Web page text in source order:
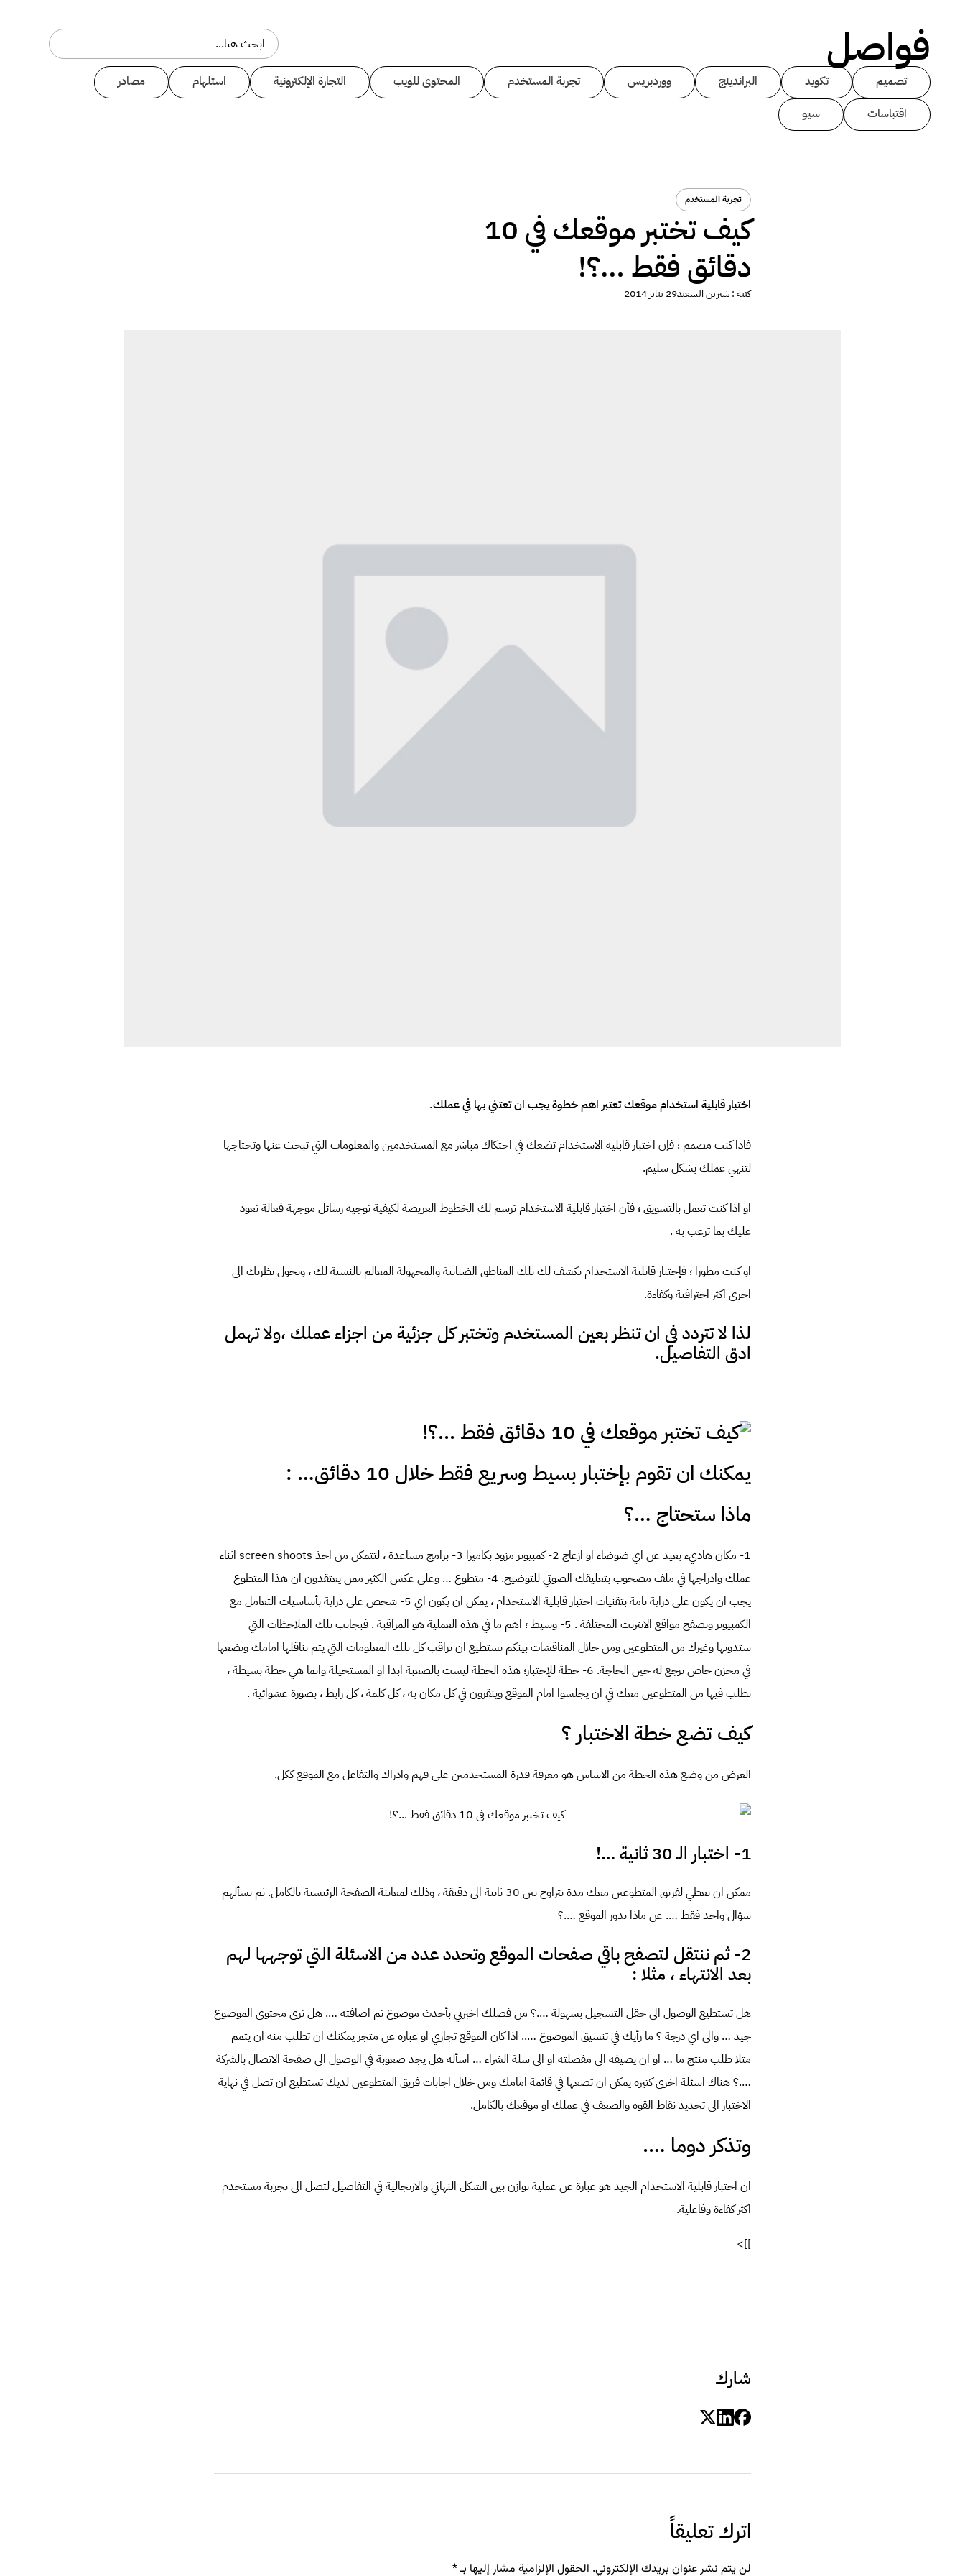
فواصل
تصميم تكويد البراندينج ووردبريس تجربة المستخدم المحتوى للويب التجارة الإلكترونية استلهام
مصادر
اقتباسات
سيو
تجربة المستخدم
كيف تختبر موقعك في 10
دقائق فقط …؟!
كتبه :شيرين السعيد29 يناير 2014
اختبار قابلية استخدام موقعك تعتبر اهم خطوة يجب ان تعتني بها في عملك.
فاذا كنت مصمم ؛ فإن اختبار قابلية الاستخدام تضعك في احتكاك مباشر مع المستخدمين والمعلومات التي تبحث عنها وتحتاجها
لتنهي عملك بشكل سليم.
او اذا كنت تعمل بالتسويق ؛ فأن اختبار قابلية الاستخدام ترسم لك الخطوط العريضة لكيفية توجيه رسائل موجهة فعالة تعود
عليك بما ترغب به .
او كنت مطورا ؛ فإختبار قابلية الاستخدام يكشف لك تلك المناطق الضبابية والمجهولة المعالم بالنسبة لك ، وتحول نظرتك الى
اخرى اكثر احترافية وكفاءة.
لذا لا تتردد في ان تنظر بعين المستخدم وتختبر كل جزئية من اجزاء عملك ،ولا تهمل
ادق التفاصيل.
يمكنك ان تقوم بإختبار بسيط وسريع فقط خلال 10 دقائق… :
ماذا ستحتاج …؟
1- مكان هاديء بعيد عن اي ضوضاء او ازعاج 2- كمبيوتر مزود بكاميرا 3- برامج مساعدة ، لتتمكن من اخذ screen shoots اثناء
عملك وادراجها في ملف مصحوب بتعليقك الصوتي للتوضيح. 4- متطوع … وعلى عكس الكثير ممن يعتقدون ان هذا المتطوع
يجب ان يكون على دراية تامة بتقنيات اختبار قابلية الاستخدام ، يمكن ان يكون اي 5- شخص على دراية بأساسيات التعامل مع
الكمبيوتر وتصفح مواقع الانترنت المختلفة . 5- وسيط ؛ اهم ما في هذه العملية هو المراقبة . فبجانب تلك الملاحظات التي
ستدونها وغيرك من المتطوعين ومن خلال المناقشات بينكم تستطيع ان تراقب كل تلك المعلومات التي يتم تناقلها امامك وتضعها
في مخزن خاص ترجع له حين الحاجة. 6- خطة للإختبار؛ هذه الخطة ليست بالصعبة ابدا او المستحيلة وانما هي خطة بسيطة ،
تطلب فيها من المتطوعين معك في ان يجلسوا امام الموقع وينقرون في كل مكان به ، كل كلمة ، كل رابط ، بصورة عشوائية .
كيف تضع خطة الاختبار ؟
الغرض من وضع هذه الخطة من الاساس هو معرفة قدرة المستخدمين على فهم وادراك والتفاعل مع الموقع ككل.
1- اختبار الـ 30 ثانية …!
ممكن ان تعطي لفريق المتطوعين معك مدة تتراوح بين 30 ثانية الى دقيقة ، وذلك لمعاينة الصفحة الرئيسية بالكامل. ثم تسألهم
سؤال واحد فقط …. عن ماذا يدور الموقع ….؟
2- ثم ننتقل لتصفح باقي صفحات الموقع وتحدد عدد من الاسئلة التي توجهها لهم
بعد الانتهاء ، مثلا :
هل تستطيع الوصول الى حقل التسجيل بسهولة ….؟ من فضلك اخبرني بأحدث موضوع تم اضافته …. هل ترى محتوى الموضوع
جيد … والى اي درجة ؟ ما رأيك في تنسيق الموضوع ….. اذا كان الموقع تجاري او عبارة عن متجر يمكنك ان تطلب منه ان يتمم
مثلا طلب منتج ما … او ان يضيفه الى مفضلته او الى سلة الشراء … اسأله هل يجد صعوبة في الوصول الى صفحة الاتصال بالشركة
….؟ هناك اسئلة اخرى كثيرة يمكن ان تضعها في قائمة امامك ومن خلال اجابات فريق المتطوعين لديك تستطيع ان تصل في نهاية
الاختبار الى تحديد نقاط القوة والضعف في عملك او موقعك بالكامل.
وتذكر دوما ….
ان اختبار قابلية الاستخدام الجيد هو عبارة عن عملية توازن بين الشكل النهائي والارتجالية في التفاصيل لتصل الى تجربة مستخدم
اكثر كفاءة وفاعلية.
]]>
شارك
اترك تعليقاً
لن يتم نشر عنوان بريدك الإلكتروني. الحقول الإلزامية مشار إليها بـ*